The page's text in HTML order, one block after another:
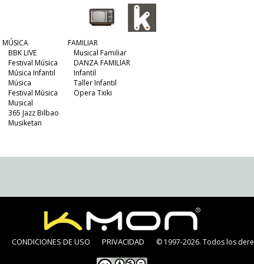
MÚSICA
BBK LIVE
Festival Música
Música Infantil
Música
Festival Música
Musical
365 Jazz Bilbao
Musiketan
FAMILIAR
Musical Familiar
DANZA FAMILIAR
Infantil
Taller Infantil
Opera Txiki
CONDICIONES DE USO PRIVACIDAD © 1997-2026. Todos los